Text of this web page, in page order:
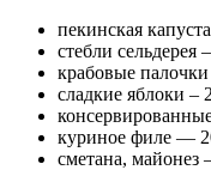
пекинская
стебли сельдерея
крабовые
сладкие яблоки –
куриное филе —
сметана, майонез